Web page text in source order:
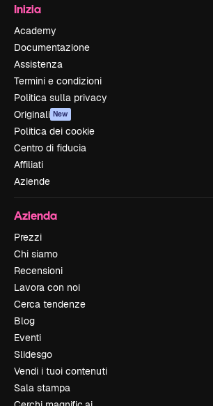
Inizia
Academy
Documentazione
Assistenza
Termini e condizioni
Politica sulla privacy
Originali New
Politica dei cookie
Centro di fiducia
Affiliati
Aziende
Azienda
Prezzi
Chi siamo
Recensioni
Lavora con noi
Cerca tendenze
Blog
Eventi
Slidesgo
Vendi i tuoi contenuti
Sala stampa